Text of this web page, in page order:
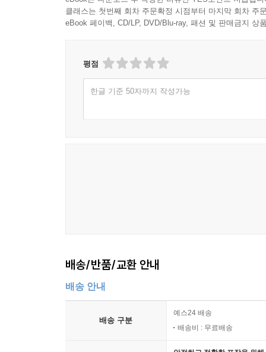
클래스는 첫번째 회차 주문확정 시점부터 마지막 회차 주
eBook 페이백, CD/LP, DVD/Blu-ray, 패션 및 판매금지 상
평점
한글 기준 50자까지 작성가능
배송/반품/교환 안내
배송 안내
배송 구분
예스24 배송
배송비 : 무료배송